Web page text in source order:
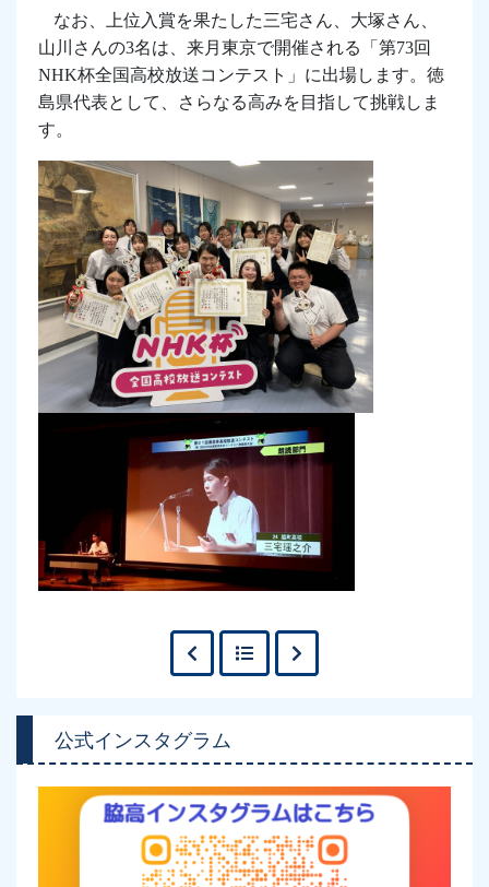
公式インスタグラム
なお、上位入賞を果たした三宅さん、大塚さん、
山川さんの3名は、来月東京で開催される「第73回
NHK杯全国高校放送コンテスト」に出場します。徳
島県代表として、さらなる高みを目指して挑戦しま
す。